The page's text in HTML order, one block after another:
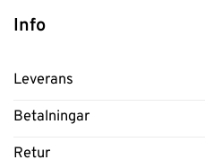
Info
Leverans
Betalningar
Retur